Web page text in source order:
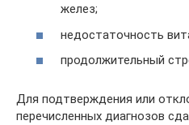
желез;
недостаточность
продолжительный
Для подтверждения или
перечисленных диагнозов